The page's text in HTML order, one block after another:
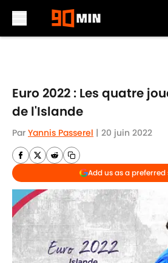
Euro 2022 : Les quatre
de l'Islande
Par Yannis Passerel | 20 juin 2022
Add us as a preferred